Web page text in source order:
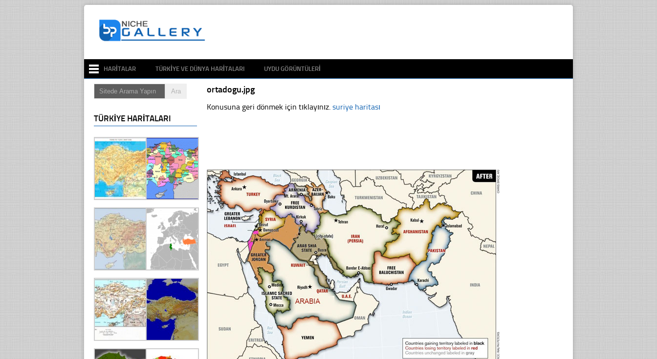
HARITALAR TÜRKIYE VE DÜNYA HARITALARI UYDU GÖRÜNTÜLERI
ortadogu.jpg
Konusuna geri dönmek için tıklayınız.suriye haritası
TÜRKIYE HARITALARI